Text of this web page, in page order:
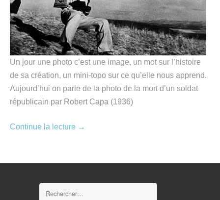
Un jour une photo c’est une image, un mot sur l’histoire
de sa création, un mini-topo sur ce qu’elle nous apprend.
Aujourd’hui on parle de la photo de la mort d’un soldat
républicain par Robert Capa (1936)
Continue la lecture →